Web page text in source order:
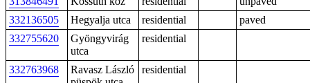
332136505
Hegyalja utca residential
paved
332755620
Gyöngyvirág
utca
residential
332763968
Ravasz László
residential